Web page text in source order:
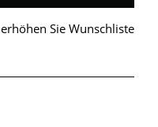
erhöhen Sie Wunschliste